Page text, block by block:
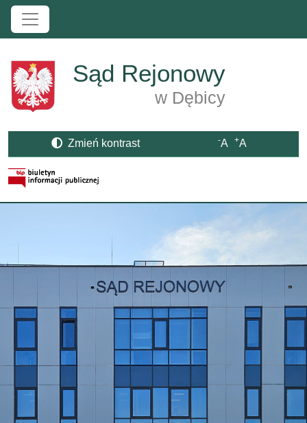
Przejdź do treści
Sąd Rejonowy
w Dębicy
Zmień kontrast -A +A
Strona BIP otwiera się w nowym oknie